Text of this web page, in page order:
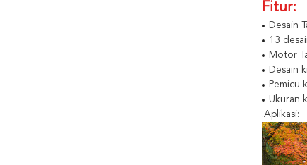
Fitur:
Desain
13
Motor
Desain
Pemicu
Ukuran
.Aplikasi: